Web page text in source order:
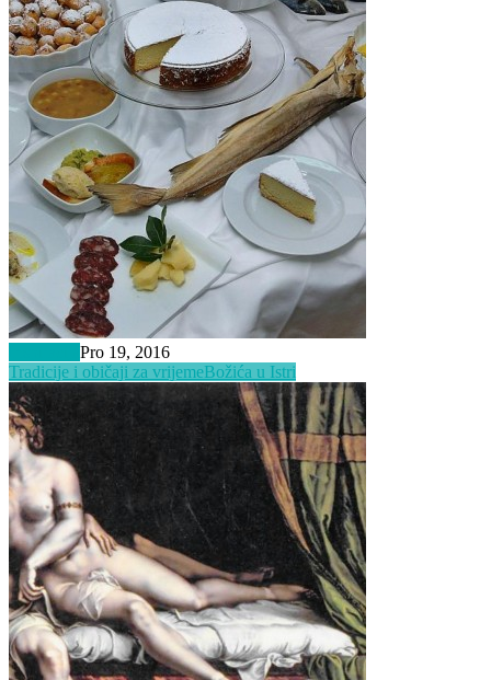
Pro 19, 2016
Tradicije i običaji za vrijemeBožića u Istri